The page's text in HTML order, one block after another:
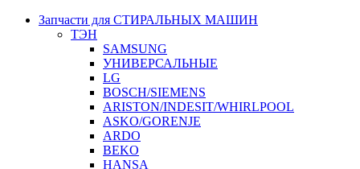
Запчасти для СТИРАЛЬНЫХ МАШИН
ТЭН
SAMSUNG
УНИВЕРСАЛЬНЫЕ
LG
BOSCH/SIEMENS
ARISTON/INDESIT/WHIRLPOOL
ASKO/GORENJE
ARDO
BEKO
HANSA